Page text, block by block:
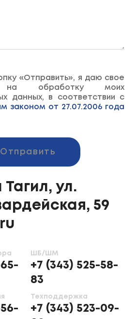
Тагил, ул.
59
ШБ/ШМ
+7 (343) 525-58-
83
Техподдержка
+7 (343) 523-09-
«Отправить», я даю свое
на обработку моих
данных, в соответствии с
законом от 27.07.2006 года
Отправить